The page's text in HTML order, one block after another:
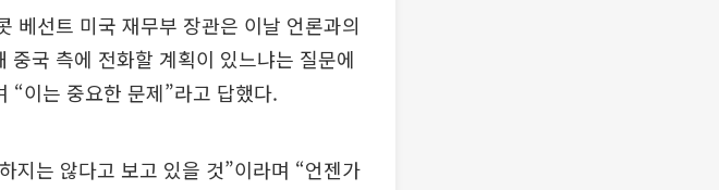
베선트 미국 재무부 장관은 이날 언론과의
국 측에 전화할 계획이 있느냐는 질문에
“이는 중요한 문제”라고 답했다.
지는 않다고 보고 있을 것”이라며 “언젠가